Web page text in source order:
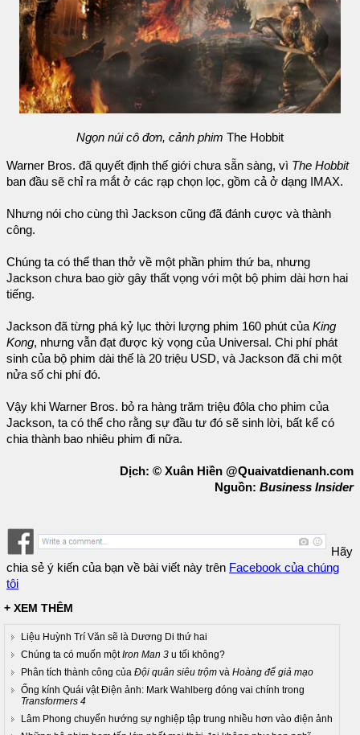
Ngọn núi cô đơn, cảnh phim The Hobbit
Warner Bros. đã quyết định thế giới chưa sẵn sàng, vì The Hobbit
ban đầu sẽ chỉ ra mắt ở các rạp chọn lọc, gồm cả ở dạng IMAX.
Nhưng nói cho cùng thì Jackson cũng đã đánh cược và thành
công.
Chúng ta có thể than thở về một phần phim thứ ba, nhưng
Jackson chưa bao giờ gây thất vọng với một bộ phim dài hơn hai
tiếng.
Jackson đã từng phá kỷ lục thời lượng phim 160 phút của King
Kong, nhưng vẫn đạt được kỳ vọng của Universal. Chi phí phát
sinh của bộ phim dài thế là 20 triệu USD, và Jackson đã chi một
nửa số chi phí đó.
Vậy khi Warner Bros. bỏ ra hàng trăm triệu đôla cho phim của
Jackson, ta có thể cho rằng sự đầu tư đó sẽ sinh lời, bất kể có
chia thành bao nhiêu phim đi nữa.
Dịch: © Xuân Hiền @Quaivatdienanh.com
Nguồn: Business Insider
Hãy
chia sẻ ý kiến của bạn về bài viết này trên Facebook của chúng
tôi
+ XEM THÊM
Liệu Huỳnh Trí Văn sẽ là Dương Di thứ hai
Chúng ta có muốn mộtIron Man 3 u tối không?
Phân tích thành công của Đội quân siêu trộm và Hoàng đế giả mạo
Ống kính Quái vật Điện ảnh: Mark Wahlberg đóng vai chính trong
Transformers 4
Lâm Phong chuyển hướng sự nghiệp tập trung nhiều hơn vào điện ảnh